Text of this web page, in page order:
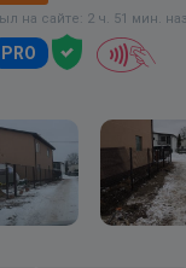
на сайте: 2 ч. 51 мин.
PRO